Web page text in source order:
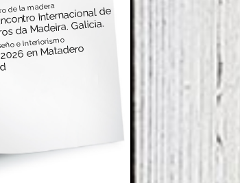
de la maderaInternacional de
da Madeira. Galicia.
e Interiorismo
en Matadero